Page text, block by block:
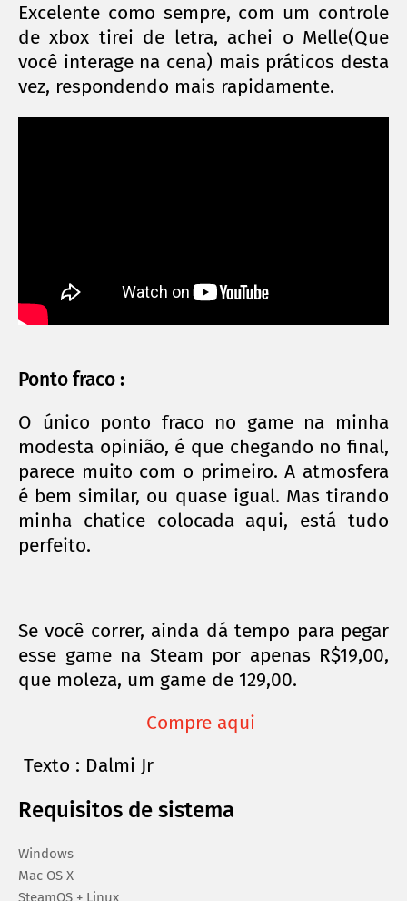
Excelente como sempre, com um controle
de xbox tirei de letra, achei o Melle(Que
você interage na cena) mais práticos desta
vez, respondendo mais rapidamente.
Ponto fraco :
O único ponto fraco no game na minha
modesta opinião, é que chegando no final,
parece muito com o primeiro. A atmosfera
é bem similar, ou quase igual. Mas tirando
minha chatice colocada aqui, está tudo
perfeito.
Se você correr, ainda dá tempo para pegar
esse game na Steam por apenas R$19,00,
que moleza, um game de 129,00.
Compre aqui
Texto : Dalmi Jr
Requisitos de sistema
Windows
Mac OS X